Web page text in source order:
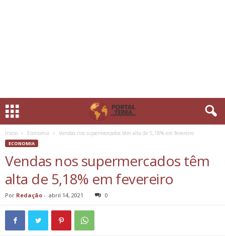
Início Economia Vendas nos supermercados têm alta de 5,18% em fevereiro
ECONOMIA
Vendas nos supermercados têm
alta de 5,18% em fevereiro
Por Redação - abril 14, 2021 0